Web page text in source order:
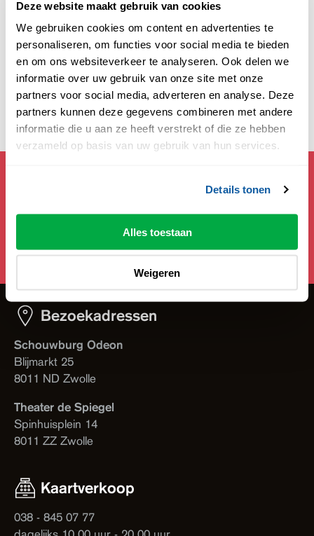
Deze website maakt gebruik van cookies
We gebruiken cookies om content en advertenties te
personaliseren, om functies voor social media te bieden
en om ons websiteverkeer te analyseren. Ook delen we
informatie over uw gebruik van onze site met onze
partners voor social media, adverteren en analyse. Deze
partners kunnen deze gegevens combineren met andere
informatie die u aan ze heeft verstrekt of die ze hebben
verzameld op basis van uw gebruik van hun services.
Details tonen
Alles toestaan
Weigeren
Deel deze pagina:
Schrijf je in voor de nieuwsbrief en blijf wekelijks op
Ja, ik meld mij aan
Bezoekadressen
Schouwburg Odeon
Blijmarkt 25
8011 ND Zwolle
Theater de Spiegel
Spinhuisplein 14
8011 ZZ Zwolle
Kaartverkoop
038 - 845 07 77